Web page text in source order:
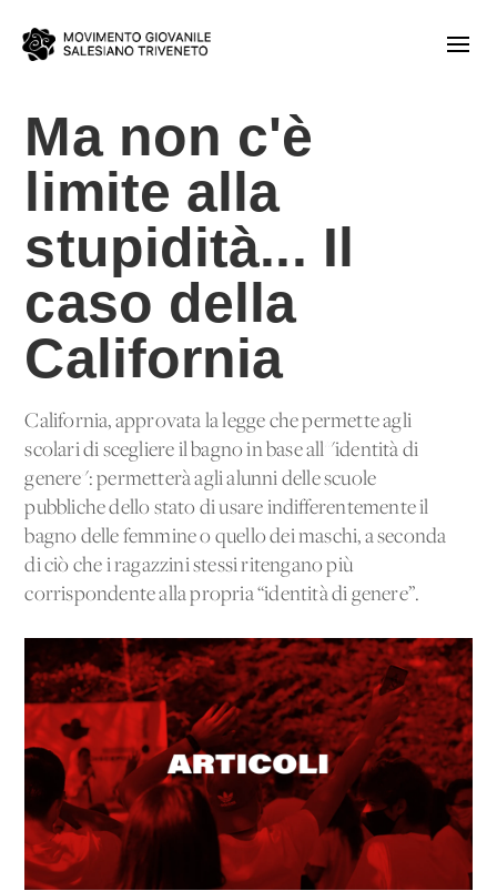
Ma non c'è
limite alla
stupidità... Il
caso della
California
California, approvata la legge che permette agli
scolari di scegliere il bagno in base all'"identità di
genere": permetterà agli alunni delle scuole
pubbliche dello stato di usare indifferentemente il
bagno delle femmine o quello dei maschi, a seconda
di ciò che i ragazzini stessi ritengano più
corrispondente alla propria “identità di genere”.